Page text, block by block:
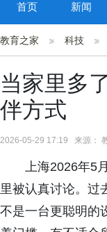
首页 新闻
教育之家 科技
当家里多
伴方式
2026-05-29 17:19 来源：
上海2026年5
里被认真讨论。过
不是一台更聪明的